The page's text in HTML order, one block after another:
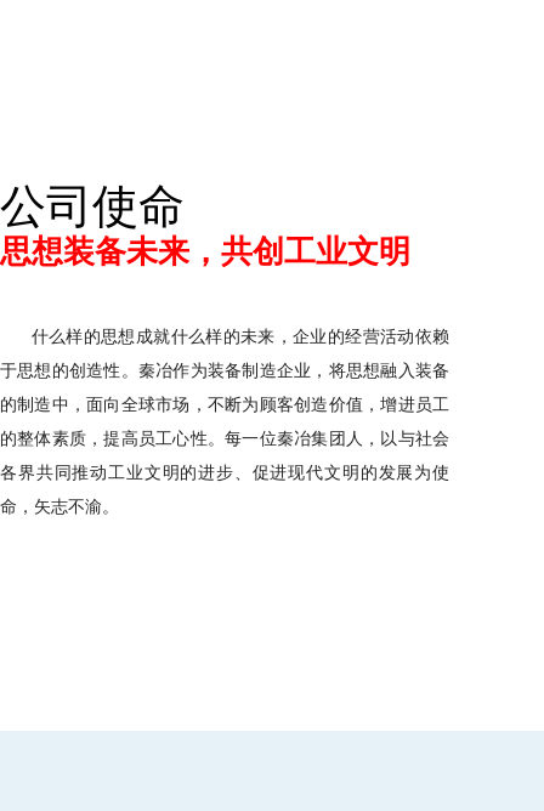
公司使命
什么样的思想成就什么样的未来，企业的经营活动依赖
于思想的创造性。秦冶作为装备制造企业，将思想融入装备
的制造中，面向全球市场，不断为顾客创造价值，增进员工
的整体素质，提高员工心性。每一位秦冶集团人，以与社会
各界共同推动工业文明的进步、促进现代文明的发展为使
命，矢志不渝。
思想装备未来，共创工业文明